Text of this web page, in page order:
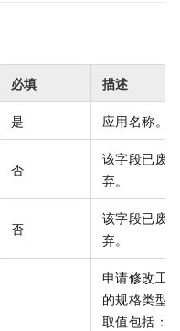
必填 描述
是 应用名称。
否
该字段已废
弃。
否
该字段已废
弃。
申请修改工
的规格类型
取值包括：